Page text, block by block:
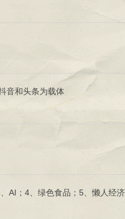
音和头条为载体
AI；4、绿色食品；5、懒人经